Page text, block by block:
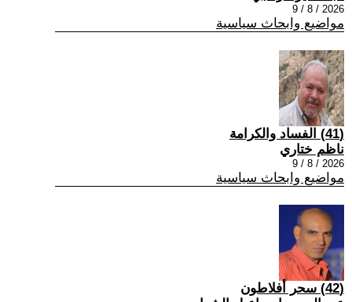
2026 / 8 / 9
مواضيع وابحاث سياسية
(41) الفساد والكرامة
ناظم ختاري
2026 / 8 / 9
مواضيع وابحاث سياسية
(42) سحر أفلاطون